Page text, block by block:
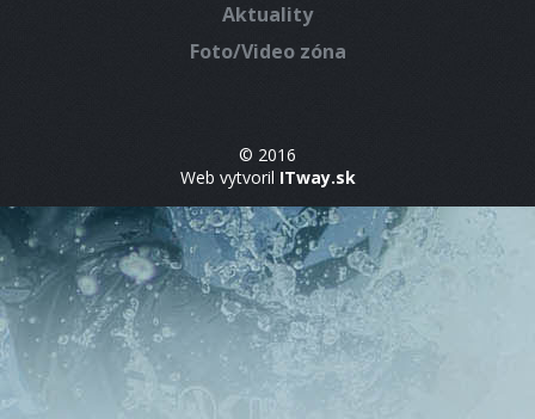
Aktuality
Foto/Video zóna
© 2016
Web vytvoril ITway.sk